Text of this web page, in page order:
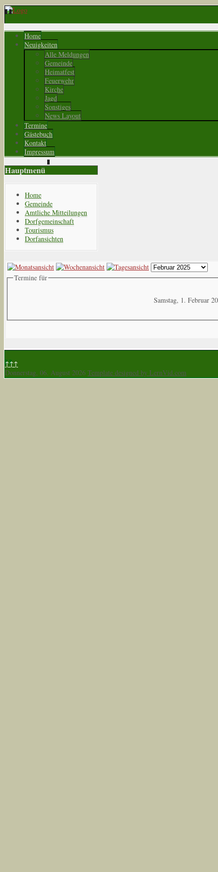
Home
Neuigkeiten
Alle Meldungen
Gemeinde
Heimatfest
Feuerwehr
Kirche
Jagd
Sonstiges
News Layout
Termine
Gästebuch
Kontakt
Impressum
Hauptmenü
Home
Gemeinde
Amtliche Mitteilungen
Dorfgemeinschaft
Tourismus
Dorfansichten
Termine für
Samstag, 1. Februar
↑↑↑
Donnerstag, 06. August 2026 Template designed by LernVid.com